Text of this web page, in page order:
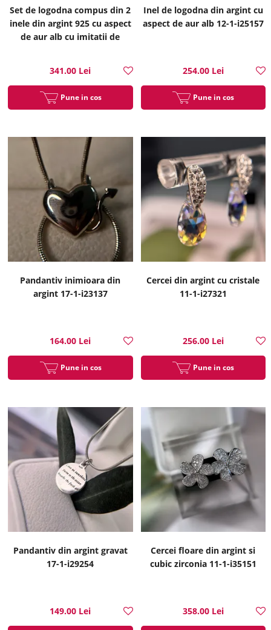
Set de logodna compus din 2
inele din argint 925 cu aspect
de aur alb cu imitatii de
341.00 Lei
Pune in cos
Inel de logodna din argint cu
aspect de aur alb 12-1-i25157
254.00 Lei
Pune in cos
Pandantiv inimioara din
argint 17-1-i23137
164.00 Lei
Pune in cos
Cercei din argint cu cristale
11-1-i27321
256.00 Lei
Pune in cos
Pandantiv din argint gravat
17-1-i29254
149.00 Lei
Cercei floare din argint si
cubic zirconia 11-1-i35151
358.00 Lei